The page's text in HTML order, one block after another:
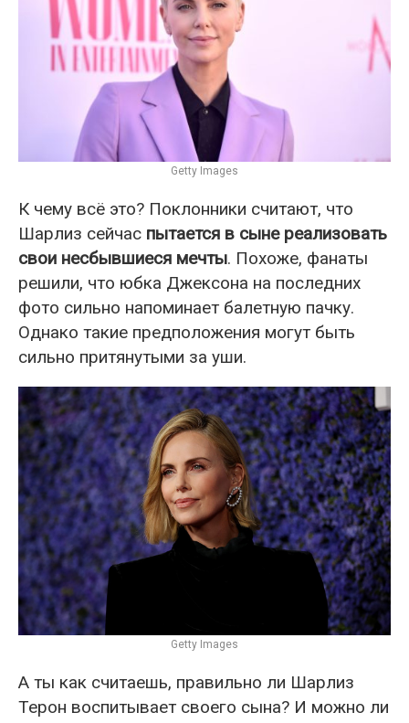
Getty Images
К чему всё это? Поклонники считают, что
Шарлиз сейчас пытается в сыне реализовать
свои несбывшиеся мечты. Похоже, фанаты
решили, что юбка Джексона на последних
фото сильно напоминает балетную пачку.
Однако такие предположения могут быть
сильно притянутыми за уши.
Getty Images
А ты как считаешь, правильно ли Шарлиз
Терон воспитывает своего сына? И можно ли